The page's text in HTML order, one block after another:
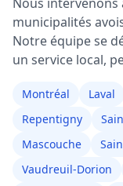
municipalités
Notre équipe se
un service local,
Montréal Laval
Repentigny
Mascouche
Vaudreuil-Dorion